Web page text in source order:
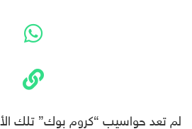
لم تعد حواسيب “كروم بوك” تلك